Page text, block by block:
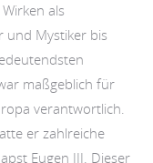
als
und Mystiker bis
maßgeblich für
verantwortlich.
er zahlreiche
Eugen III. Dieser